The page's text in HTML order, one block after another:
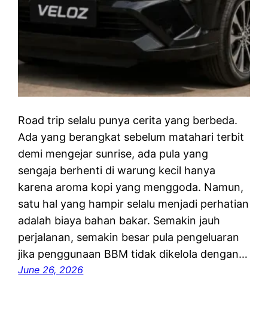
Road trip selalu punya cerita yang berbeda.
Ada yang berangkat sebelum matahari terbit
demi mengejar sunrise, ada pula yang
sengaja berhenti di warung kecil hanya
karena aroma kopi yang menggoda. Namun,
satu hal yang hampir selalu menjadi perhatian
adalah biaya bahan bakar. Semakin jauh
perjalanan, semakin besar pula pengeluaran
jika penggunaan BBM tidak dikelola dengan…
June 26, 2026